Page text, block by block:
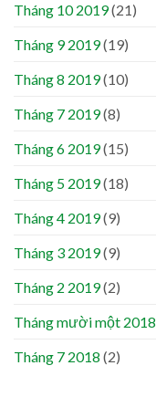
Tháng 10 2019(21)
Tháng 9 2019(19)
Tháng 8 2019(10)
Tháng 7 2019(8)
Tháng 6 2019(15)
Tháng 5 2019(18)
Tháng 4 2019(9)
Tháng 3 2019(9)
Tháng 2 2019(2)
Tháng mười một 2018
Tháng 7 2018 (2)